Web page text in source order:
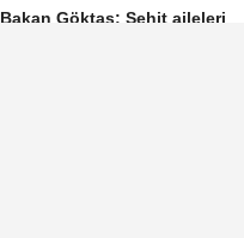
Bakan Göktaş: Şehit aileleri